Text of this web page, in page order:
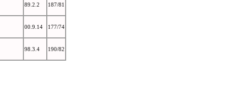
89.2.2 187/81
00.9.14 177/74
98.3.4 190/82